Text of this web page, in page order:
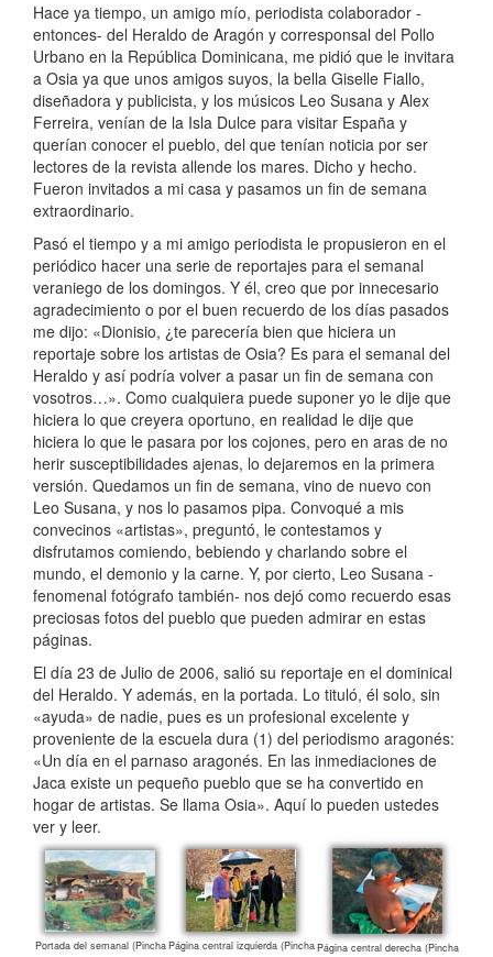
Hace ya tiempo, un amigo mío, periodista colaborador -
entonces- del Heraldo de Aragón y corresponsal del Pollo
Urbano en la República Dominicana, me pidió que le invitara
a Osia ya que unos amigos suyos, la bella Giselle Fiallo,
diseñadora y publicista, y los músicos Leo Susana y Alex
Ferreira, venían de la Isla Dulce para visitar España y
querían conocer el pueblo, del que tenían noticia por ser
lectores de la revista allende los mares. Dicho y hecho.
Fueron invitados a mi casa y pasamos un fin de semana
extraordinario.
Pasó el tiempo y a mi amigo periodista le propusieron en el
periódico hacer una serie de reportajes para el semanal
veraniego de los domingos. Y él, creo que por innecesario
agradecimiento o por el buen recuerdo de los días pasados
me dijo: «Dionisio, ¿te parecería bien que hiciera un
reportaje sobre los artistas de Osia? Es para el semanal del
Heraldo y así podría volver a pasar un fin de semana con
vosotros…». Como cualquiera puede suponer yo le dije que
hiciera lo que creyera oportuno, en realidad le dije que
hiciera lo que le pasara por los cojones, pero en aras de no
herir susceptibilidades ajenas, lo dejaremos en la primera
versión. Quedamos un fin de semana, vino de nuevo con
Leo Susana, y nos lo pasamos pipa. Convoqué a mis
convecinos «artistas», preguntó, le contestamos y
disfrutamos comiendo, bebiendo y charlando sobre el
mundo, el demonio y la carne. Y, por cierto, Leo Susana -
fenomenal fotógrafo también- nos dejó como recuerdo esas
preciosas fotos del pueblo que pueden admirar en estas
páginas.
El día 23 de Julio de 2006, salió su reportaje en el dominical
del Heraldo. Y además, en la portada. Lo tituló, él solo, sin
«ayuda» de nadie, pues es un profesional excelente y
proveniente de la escuela dura (1) del periodismo aragonés:
«Un día en el parnaso aragonés. En las inmediaciones de
Jaca existe un pequeño pueblo que se ha convertido en
hogar de artistas. Se llama Osia». Aquí lo pueden ustedes
ver y leer.
Portada del semanal (PinchaPágina central izquierda (PinchaPágina central derecha (Pincha